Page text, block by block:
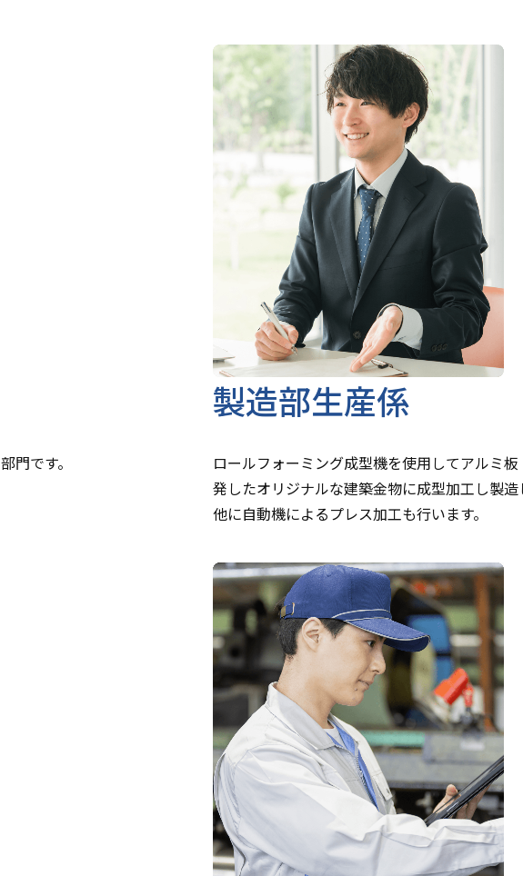
門です。
製造部生産係
ロールフォーミング成型機を使用してアルミ
発したオリジナルな建築金物に成型加工し製造
他に自動機によるプレス加工も行います。